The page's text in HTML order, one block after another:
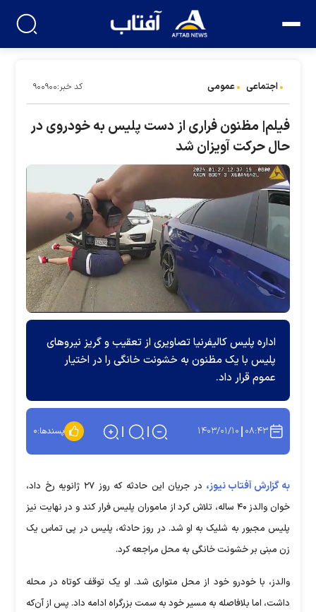
اجتماعی عمومی کد خبر:۹۰۰۹۰۰
فیلم| مظنون فراری از دست پلیس به خودروی در
حال حرکت آویزان شد
اداره پلیس کالیفرنیا تصاویری از تعقیب و گریز نیرو‌های
پلیس با یک مظنون به خشونت خانگی را در اختیار
عموم قرار داد.
۰۸:۴۳ ۱۴۰۳/۰۱/۱۰ پسندها:۰
به گزارش آفتاب نیوز،
در جریان این حادثه که روز ۲۷ ژانویه رخ داد،
خوان والدز ۴۰ ساله، تلاش کرد از ماموران پلیس فرار کند و در نهایت نیز
پلیس مجبور به شلیک به او شد. در روز حادثه، پلیس در پی تماس یک
زن مبنی بر خشونت خانگی به محل مراجعه کرد.
والدز، با خودرو خود از محل متواری شد. او یک توقف کوتاه در محله
داشت، اما بلافاصله به مسیر خود به سمت بزرگراه ادامه داد. پس از آن‌که